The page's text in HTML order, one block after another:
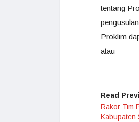
tentang
Proklim
atau
Read
Rakor Tim
Kabupaten